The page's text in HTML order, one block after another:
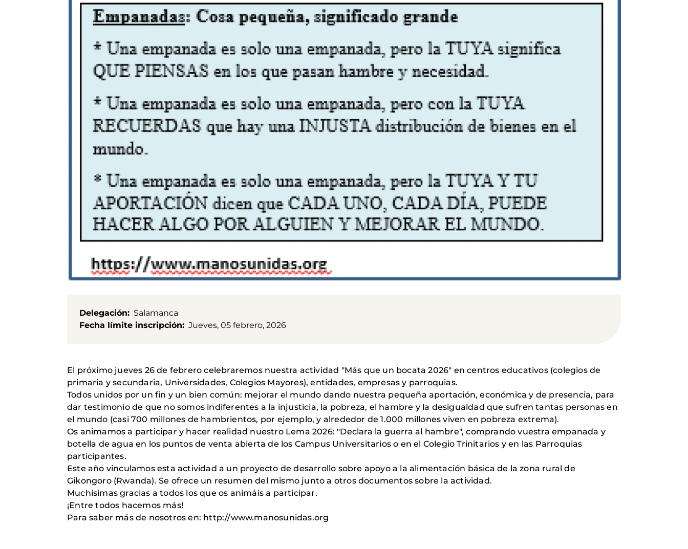
Delegación
Salamanca
Fecha límite inscripción
Jueves, 05 febrero, 2026
El próximo jueves 26 de febrero celebraremos nuestra actividad "Más que un bocata 2026" en centros educativos (colegios de
primaria y secundaria, Universidades, Colegios Mayores), entidades, empresas y parroquias.
Todos unidos por un fin y un bien común: mejorar el mundo dando nuestra pequeña aportación, económica y de presencia, para
dar testimonio de que no somos indiferentes a la injusticia, la pobreza, el hambre y la desigualdad que sufren tantas personas en
el mundo (casi 700 millones de hambrientos, por ejemplo, y alrededor de 1.000 millones viven en pobreza extrema).
Os animamos a participar y hacer realidad nuestro Lema 2026: "Declara la guerra al hambre", comprando vuestra empanada y
botella de agua en los puntos de venta abierta de los Campus Universitarios o en el Colegio Trinitarios y en las Parroquias
participantes.
Este año vinculamos esta actividad a un proyecto de desarrollo sobre apoyo a la alimentación básica de la zona rural de
Gikongoro (Rwanda). Se ofrece un resumen del mismo junto a otros documentos sobre la actividad.
Muchísimas gracias a todos los que os animáis a participar.
¡Entre todos hacemos más!
Para saber más de nosotros en: http://www.manosunidas.org